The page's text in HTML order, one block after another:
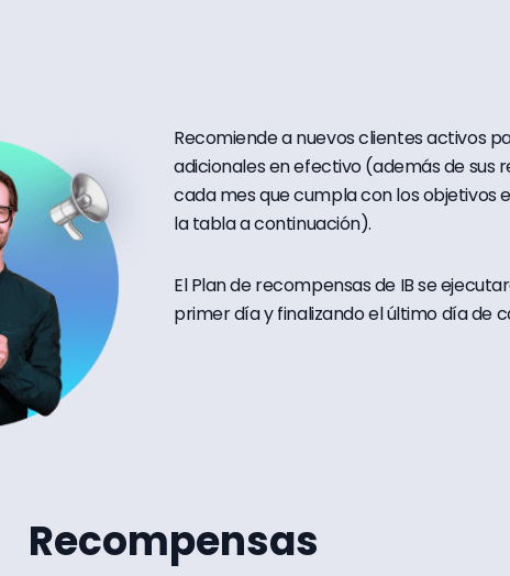
Recomiende a nuevos clientes activos
adicionales en efectivo (además de sus
cada mes que cumpla con los objetivos
la tabla a continuación).
El Plan de recompensas de IB se
primer día y finalizando el último día de
Recompensas